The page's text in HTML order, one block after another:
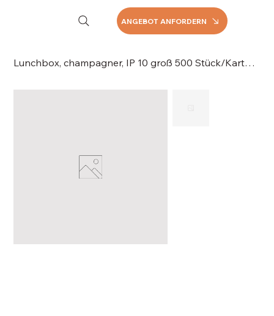
ANGEBOT ANFORDERN
Lunchbox, champagner, IP 10 groß 500 Stück/Karton, 063-1625